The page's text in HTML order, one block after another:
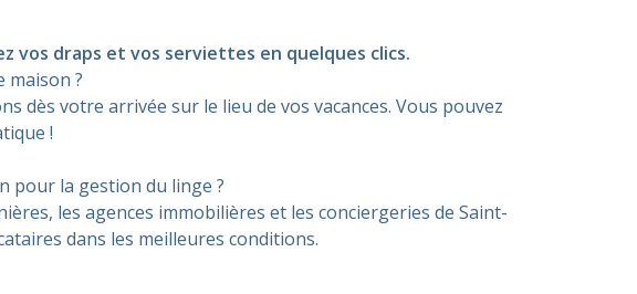
room ST MALO
vos draps et vos serviettes en quelques clics.
maison ?
dès votre arrivée sur le lieu de vos vacances. Vous pouvez
!
pour la gestion du linge ?
les agences immobilières et les conciergeries de Saint-
dans les meilleures conditions.